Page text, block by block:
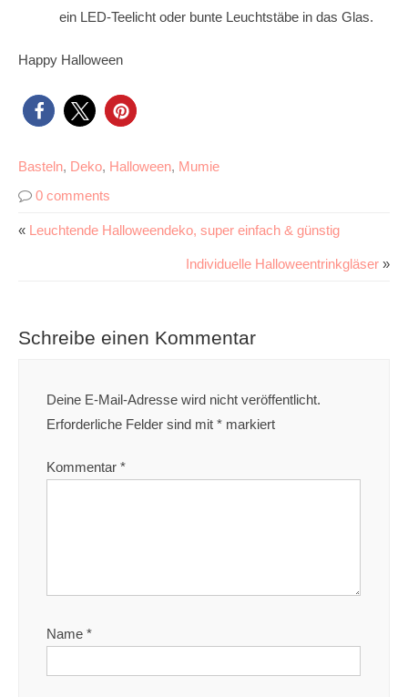
ein LED-Teelicht oder bunte Leuchtstäbe in das Glas.
Happy Halloween
Basteln, Deko, Halloween, Mumie
0 comments
« Leuchtende Halloweendeko, super einfach & günstig
Individuelle Halloweentrinkgläser »
Schreibe einen Kommentar
Deine E-Mail-Adresse wird nicht veröffentlicht.
Erforderliche Felder sind mit * markiert
Kommentar *
Name *